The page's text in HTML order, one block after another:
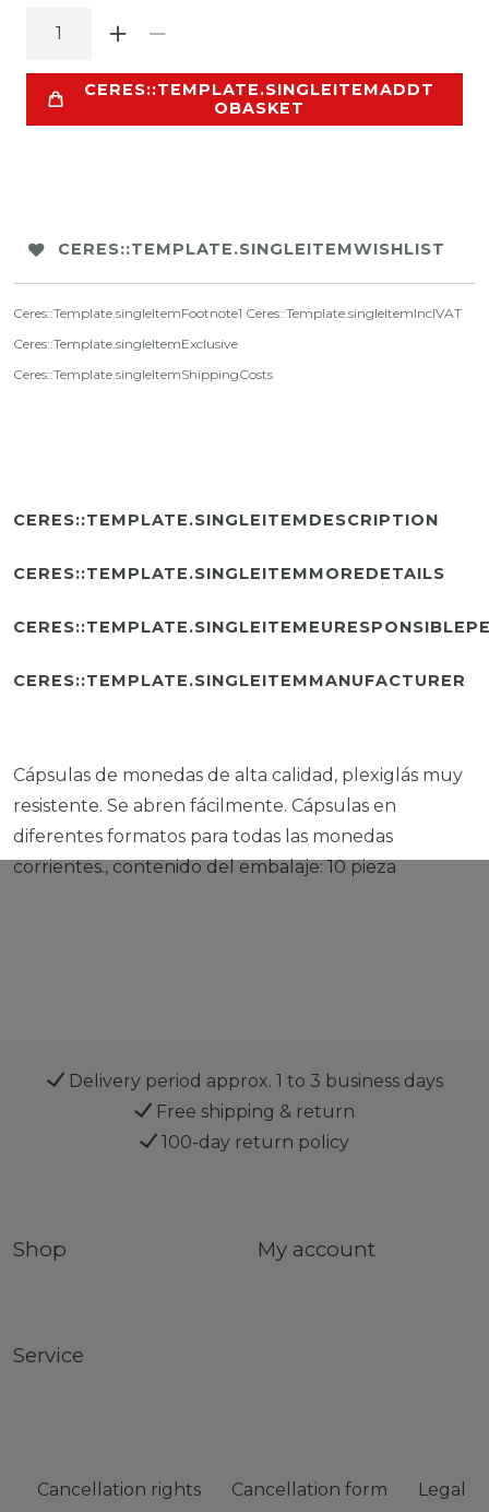
CERES::TEMPLATE.SINGLEITEMADDT
OBASKET
CERES::TEMPLATE.SINGLEITEMWISHLIST
Ceres::Template.singleItemFootnote1 Ceres::Template.singleItemInclVAT
Ceres::Template.singleItemExclusive
Ceres::Template.singleItemShippingCosts
CERES::TEMPLATE.SINGLEITEMDESCRIPTION
CERES::TEMPLATE.SINGLEITEMMOREDETAILS
CERES::TEMPLATE.SINGLEITEMMANUFACTURER
Cápsulas de monedas de alta calidad, plexiglás muy
resistente. Se abren fácilmente. Cápsulas en
diferentes formatos para todas las monedas
corrientes., contenido del embalaje: 10 pieza
Delivery period approx. 1 to 3 business days
Free shipping & return
100-day return policy
Shop My account
Service
Cancellation rights Cancellation form
Legal